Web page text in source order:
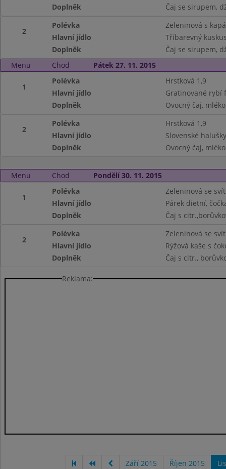
Doplněk
Čaj se sirupem,
2
Polévka
Zeleninová s
Hlavní jídlo
Tříbarevný
Doplněk
Čaj se sirupem,
Menu
Chod Pátek 27. 11. 2015
1
Polévka
Hrstková 1,9
Hlavní jídlo
Gratinované rybí
Doplněk
Ovocný čaj,
2
Polévka
Hrstková 1,9
Hlavní jídlo
Slovenské
Doplněk
Ovocný čaj,
Menu Chod Pondělí 30. 11. 2015
1
Polévka
Zeleninová se
Hlavní jídlo
Párek dietní,
Doplněk
Čaj s
2
Polévka
Zeleninová se
Hlavní jídlo
Rýžová kaše s
Doplněk
Čaj s citr.,
Reklama:
Září 2015 Říjen 2015